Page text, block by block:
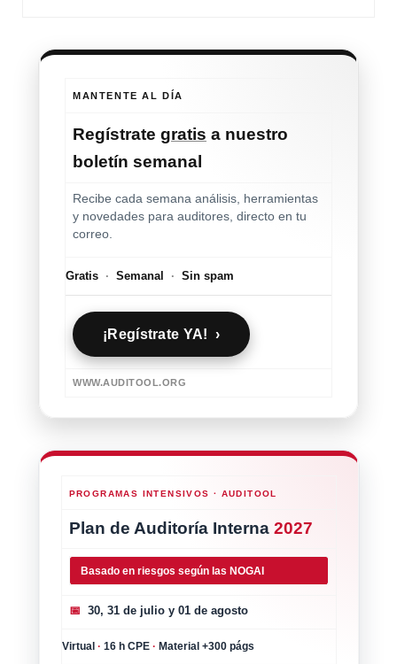
MANTENTE AL DÍA
Regístrate gratis a nuestro
boletín semanal
Recibe cada semana análisis, herramientas
y novedades para auditores, directo en tu
correo.
Gratis · Semanal · Sin spam
¡Regístrate YA! ›
WWW.AUDITOOL.ORG
PROGRAMAS INTENSIVOS · AUDITOOL
Plan de Auditoría Interna 2027
Basado en riesgos según las NOGAI
📅 30, 31 de julio y 01 de agosto
Virtual · 16 h CPE · Material +300 págs